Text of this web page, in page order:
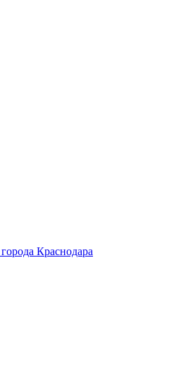
Краснодара